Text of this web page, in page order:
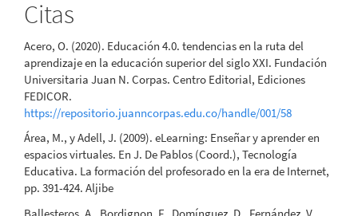
Citas
Acero, O. (2020). Educación 4.0. tendencias en la ruta del
aprendizaje en la educación superior del siglo XXI. Fundación
Universitaria Juan N. Corpas. Centro Editorial, Ediciones
FEDICOR.
https://repositorio.juanncorpas.edu.co/handle/001/58
Área, M., y Adell, J. (2009). eLearning: Enseñar y aprender en
espacios virtuales. En J. De Pablos (Coord.), Tecnología
Educativa. La formación del profesorado en la era de Internet,
pp. 391-424. Aljibe